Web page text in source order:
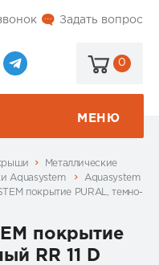
Задать вопрос
0
МЕНЮ
Металлические
Aquasystem
Aquasystem
покрытие PURAL, темно-
покрытие
RR 11 D